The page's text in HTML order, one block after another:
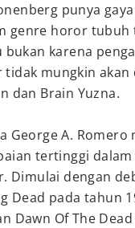
punya
genre horor tubuh
karena
mungkin akan
dan Brain Yuzna.
George A. Romero
tertinggi dalam
Dimulai dengan
Dead pada tahun
Dawn Of The Dead